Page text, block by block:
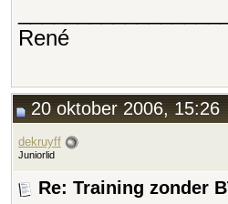
René
20 oktober 2006, 15:26
dekruyff
Juniorlid
Re: Training zonder